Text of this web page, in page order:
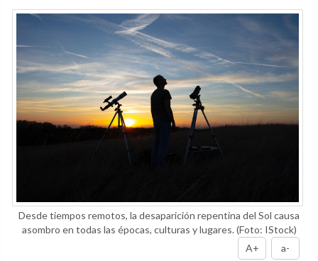
Desde tiempos remotos, la desaparición repentina del Sol causa
asombro en todas las épocas, culturas y lugares.(Foto: IStock)
A+
a-